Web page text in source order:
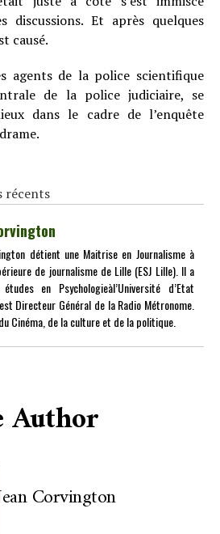
discussions. Et après quelques
causé.
agents de la police scientifique
de la police judiciaire, se
dans le cadre de l’enquête
récents
détient une Maitrise en Journalisme à
de journalisme de Lille (ESJ Lille). Il a
en Psychologieàl’Université d’Etat
Directeur Général de la Radio Métronome.
Cinéma, de la culture et de la politique.
Author
Corvington